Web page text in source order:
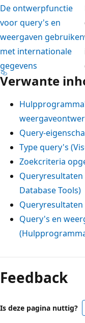
De ontwerpfunctie
voor query's en
weergaven gebruiken
met internationale
gegevens
Verwante
Query-
Type query's
Zoekcriteria
Database Tools)
Queryresultaten
Query's en
Leesmodus
uitgeschakeld
Feedback
Is deze pagina nuttig?